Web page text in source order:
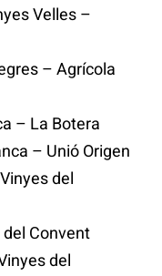
Velles –
– Agrícola
– La Botera
– Unió Origen
del
Convent
del